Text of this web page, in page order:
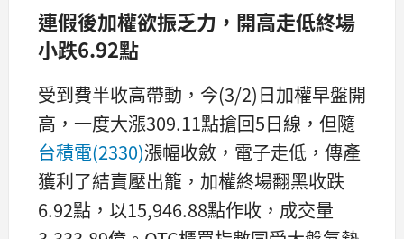
連假後加權欲振乏力，開高走低終場
小跌6.92點
受到費半收高帶動，今(3/2)日加權早盤開
高，一度大漲309.11點搶回5日線，但隨
台積電(2330)漲幅收斂，電子走低，傳產
獲利了結賣壓出籠，加權終場翻黑收跌
6.92點，以15,946.88點作收，成交量